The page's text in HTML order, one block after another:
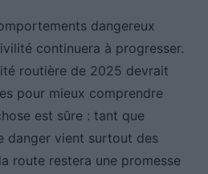
dangereux
continuera à progresser.
routière de 2025 devrait
pour mieux comprendre
est sûre : tant que
danger vient surtout des
route restera une promesse